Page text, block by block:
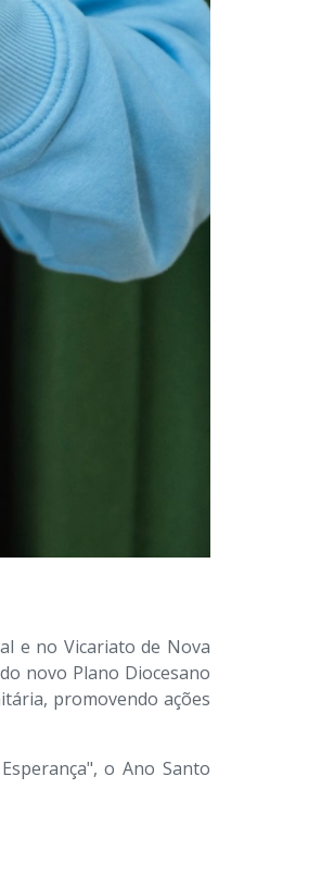
e no Vicariato de Nova
novo Plano Diocesano
promovendo ações
o Ano Santo